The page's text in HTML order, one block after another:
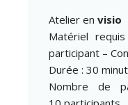
Atelier en visio
Matériel
participant –
Durée : 30
Nombre de